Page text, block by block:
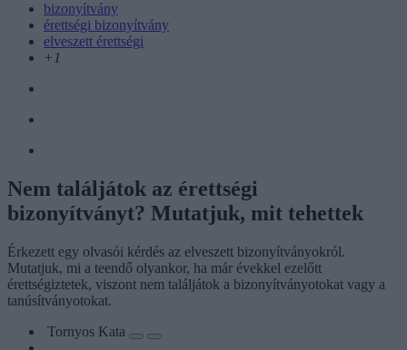
bizonyítvány
érettségi bizonyítvány
elveszett érettségi
+1
Nem találjátok az érettségi
bizonyítványt? Mutatjuk, mit tehettek
Érkezett egy olvasói kérdés az elveszett bizonyítványokról.
Mutatjuk, mi a teendő olyankor, ha már évekkel ezelőtt
érettségiztetek, viszont nem találjátok a bizonyítványotokat vagy a
tanúsítványotokat.
Tornyos Kata